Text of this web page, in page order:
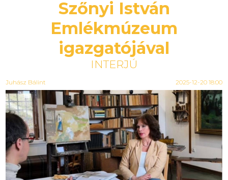
Szőnyi István
Emlékmúzeum
igazgatójával
INTERJÚ
Juhász Bálint 2025-12-20 18:00